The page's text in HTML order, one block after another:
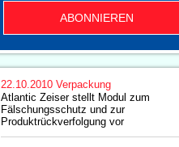
ABONNIEREN
22.10.2010 Verpackung
Atlantic Zeiser stellt Modul zum
Fälschungsschutz und zur
Produktrückverfolgung vor